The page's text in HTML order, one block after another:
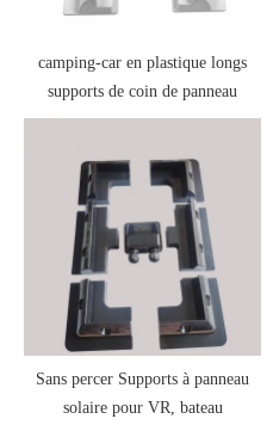
camping-car en plastique longs
supports de coin de panneau
solaire coulissants
Sans percer Supports à panneau
solaire pour VR, bateau